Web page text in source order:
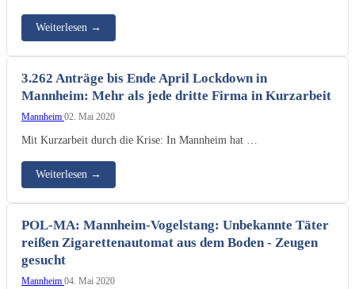
Weiterlesen →
3.262 Anträge bis Ende April Lockdown in
Mannheim: Mehr als jede dritte Firma in Kurzarbeit
Mannheim 02. Mai 2020
Mit Kurzarbeit durch die Krise: In Mannheim hat …
Weiterlesen →
POL-MA: Mannheim-Vogelstang: Unbekannte Täter
reißen Zigarettenautomat aus dem Boden - Zeugen
gesucht
Mannheim 04. Mai 2020